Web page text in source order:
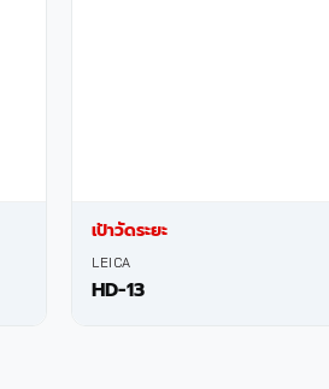
เป้าวัดระยะ
LEICA
HD-13